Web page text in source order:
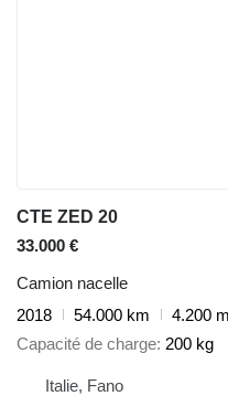
CTE ZED 20
33.000 €
Camion nacelle
2018
54.000 km
4.200
Capacité de charge 200 kg
Italie, Fano